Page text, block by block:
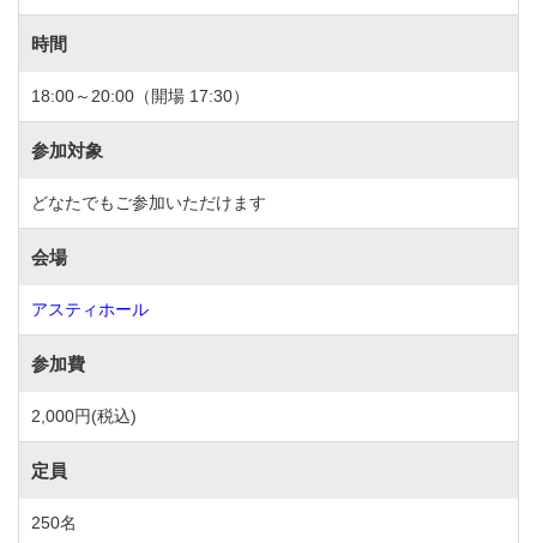
時間
18:00～20:00（開場 17:30）
参加対象
どなたでもご参加いただけます
会場
アスティホール
参加費
2,000円(税込)
定員
250名